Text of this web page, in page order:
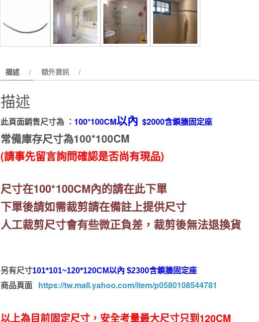
簾
描述 額外資訊
描述
此頁面銷售尺寸為 ： 100*100CM以內 $2000含鎖牆固定座
常備庫存尺寸為100*100CM
(請事先留言詢問確認是否尚有現品)
尺寸在100*100CM內的請在此下單
下單後請如需裁剪請在備註上提供尺寸
人工裁剪尺寸會有些微正負差，裁剪後無法退換貨
另有尺寸101*101~120*120CM以內 $2300含鎖牆固定座
商品頁面 https://tw.mall.yahoo.com/item/p0580108544781
以上為目前固定尺寸，安全考量最大尺寸只到120CM